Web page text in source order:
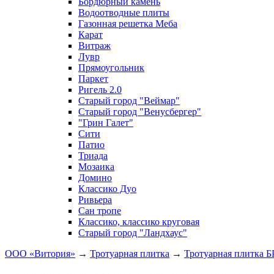
Водоотводные плиты
Газонная решетка Меба
Карат
Витраж
Лувр
Прямоугольник
Паркет
Ригель 2.0
Старый город "Веймар"
Старый город "Венусбергер"
"Грин Галет"
Сити
Патио
Триада
Мозаика
Домино
Классико Дуо
Ривьера
Сан тропе
Классико, классико круговая
Старый город "Ландхаус"
ООО «Витория» → Тротуарная плитка → Тротуарная плитка